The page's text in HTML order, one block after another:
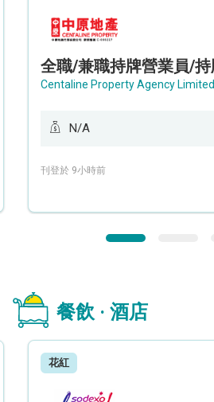
Centaline Property Agency Limited
N/A
刊登於 9小時前
餐飲 · 酒店
花紅